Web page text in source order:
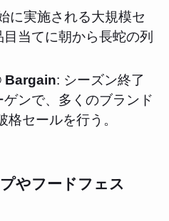
に実施される大規模セ
当てに朝から長蛇の列
Bargain: シーズン終了
ンで、多くのブランド
セールを行う。
やフードフェス